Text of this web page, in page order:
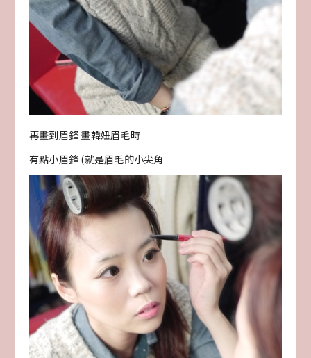
再畫到眉鋒 畫韓妞眉毛時
有點小眉鋒 (就是眉毛的小尖角